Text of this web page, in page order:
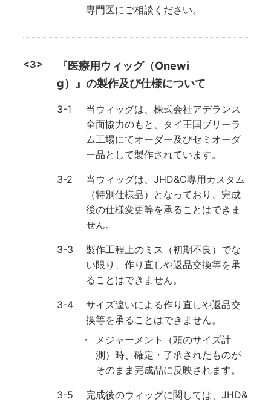
専門医にご相談ください。
『医療用ウィッグ（Onewi
g）』の製作及び仕様について
当ウィッグは、株式会社アデランス
全面協力のもと、タイ王国ブリーラ
ム工場にてオーダー及びセミオーダ
ー品として製作されています。
当ウィッグは、JHD&C専用カスタム
（特別仕様品）となっており、完成
後の仕様変更等を承ることはできま
せん。
製作工程上のミス（初期不良）でな
い限り、作り直しや返品交換等を承
ることはできません。
サイズ違いによる作り直しや返品交
換等を承ることはできません。
メジャーメント（頭のサイズ計
測）時、確定・了承されたものが
そのまま完成品に反映されます。
完成後のウィッグに関しては、JHD&